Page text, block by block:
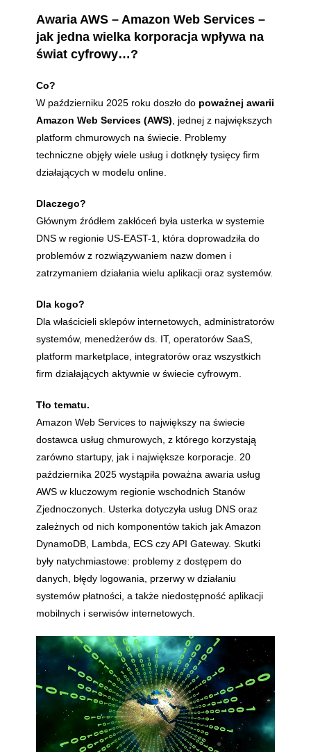
Awaria AWS – Amazon Web Services –
jak jedna wielka korporacja wpływa na
świat cyfrowy…?
Co?
W październiku 2025 roku doszło do poważnej awarii
Amazon Web Services (AWS) , jednej z największych
platform chmurowych na świecie. Problemy
techniczne objęły wiele usług i dotknęły tysięcy firm
działających w modelu online.
Dlaczego?
Głównym źródłem zakłóceń była usterka w systemie
DNS w regionie US-EAST-1, która doprowadziła do
problemów z rozwiązywaniem nazw domen i
zatrzymaniem działania wielu aplikacji oraz systemów.
Dla kogo?
Dla właścicieli sklepów internetowych, administratorów
systemów, menedżerów ds. IT, operatorów SaaS,
platform marketplace, integratorów oraz wszystkich
firm działających aktywnie w świecie cyfrowym.
Tło tematu.
Amazon Web Services to największy na świecie
dostawca usług chmurowych, z którego korzystają
zarówno startupy, jak i największe korporacje. 20
października 2025 wystąpiła poważna awaria usług
AWS w kluczowym regionie wschodnich Stanów
Zjednoczonych. Usterka dotyczyła usług DNS oraz
zależnych od nich komponentów takich jak Amazon
DynamoDB, Lambda, ECS czy API Gateway. Skutki
były natychmiastowe: problemy z dostępem do
danych, błędy logowania, przerwy w działaniu
systemów płatności, a także niedostępność aplikacji
mobilnych i serwisów internetowych.